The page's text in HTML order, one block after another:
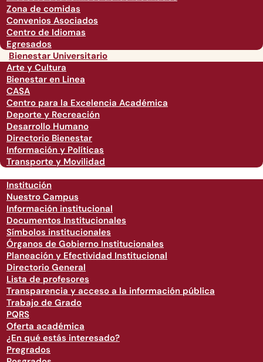
Zona de comidas
Convenios Asociados
Centro de Idiomas
Egresados
Bienestar Universitario
Arte y Cultura
Bienestar en Linea
CASA
Centro para la Excelencia Académica
Deporte y Recreación
Desarrollo Humano
Directorio Bienestar
Información y Políticas
Transporte y Movilidad
Institución
Nuestro Campus
Información institucional
Documentos Institucionales
Símbolos institucionales
Órganos de Gobierno Institucionales
Planeación y Efectividad Institucional
Directorio General
Lista de profesores
Transparencia y acceso a la información pública
Trabajo de Grado
PQRS
Oferta académica
¿En qué estás interesado?
Pregrados